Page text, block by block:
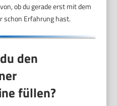
ob du gerade erst mit dem
schon Erfahrung hast.
den
füllen?